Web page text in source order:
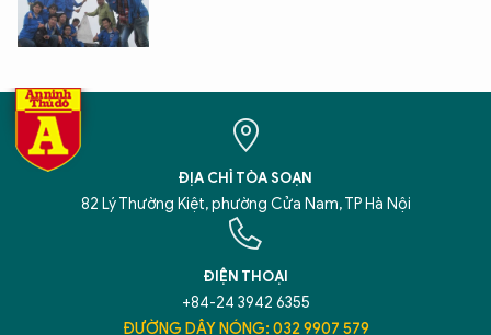
ĐỊA CHỈ TÒA SOẠN
82 Lý Thường Kiệt, phường Cửa Nam, TP Hà Nội
ĐIỆN THOẠI
+84-24 3942 6355
ĐƯỜNG DÂY NÓNG: 032 9907 579